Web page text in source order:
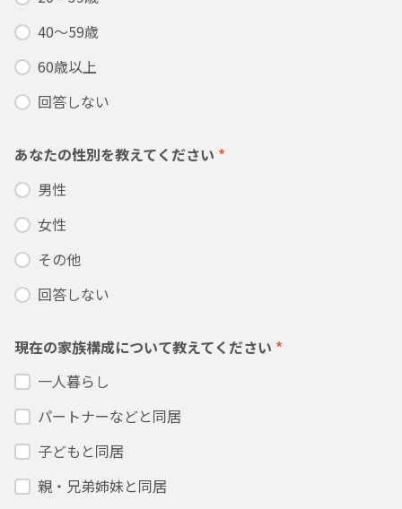
40～59歳
60歳以上
回答しない
あなたの性別を教えてください *
男性
女性
その他
回答しない
現在の家族構成について教えてください *
一人暮らし
パートナーなどと同居
子どもと同居
親・兄弟姉妹と同居